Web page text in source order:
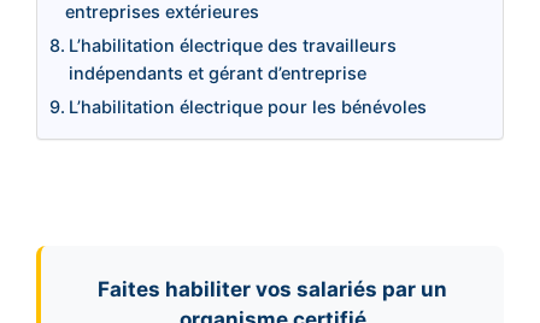
entreprises extérieures
L’habilitation électrique des travailleurs
indépendants et gérant d’entreprise
L’habilitation électrique pour les bénévoles
Faites habiliter vos salariés par un